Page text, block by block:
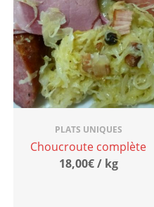
PLATS UNIQUES
Choucroute complète
18,00€ / kg